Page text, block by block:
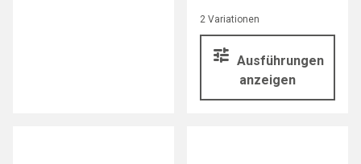
2 Variationen
Ausführungen
anzeigen